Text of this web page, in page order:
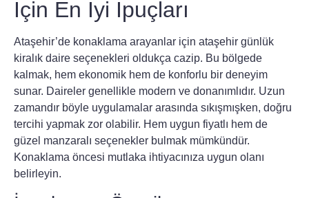
İçin En İyi İpuçları
Ataşehir’de konaklama arayanlar için ataşehir günlük
kiralık daire seçenekleri oldukça cazip. Bu bölgede
kalmak, hem ekonomik hem de konforlu bir deneyim
sunar. Daireler genellikle modern ve donanımlıdır. Uzun
zamandır böyle uygulamalar arasında sıkışmışken, doğru
tercihi yapmak zor olabilir. Hem uygun fiyatlı hem de
güzel manzaralı seçenekler bulmak mümkündür.
Konaklama öncesi mutlaka ihtiyacınıza uygun olanı
belirleyin.